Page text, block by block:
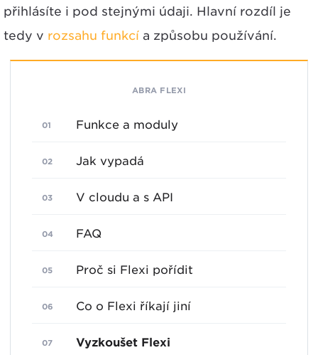
přihlásíte i pod stejnými údaji. Hlavní rozdíl je
tedy v rozsahu funkcí a způsobu používání.
ABRA FLEXI
Funkce a moduly
Jak vypadá
V cloudu a s API
FAQ
Proč si Flexi pořídit
Co o Flexi říkají jiní
Vyzkoušet Flexi